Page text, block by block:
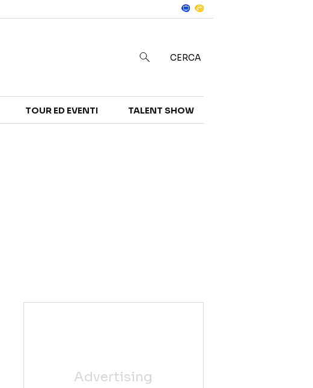
CERCA
TOUR ED EVENTI TALENT SHOW